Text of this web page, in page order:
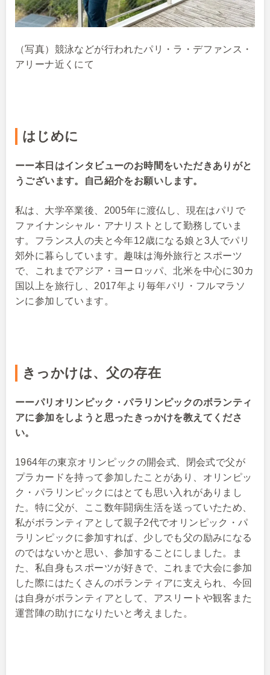
（写真）競泳などが行われたパリ・ラ・デファンス・
アリーナ近くにて
はじめに
ーー本日はインタビューのお時間をいただきありがと
うございます。自己紹介をお願いします。
私は、大学卒業後、2005年に渡仏し、現在はパリで
ファイナンシャル・アナリストとして勤務していま
す。フランス人の夫と今年12歳になる娘と3人でパリ
郊外に暮らしています。趣味は海外旅行とスポーツ
で、これまでアジア・ヨーロッパ、北米を中心に30カ
国以上を旅行し、2017年より毎年パリ・フルマラソ
ンに参加しています。
きっかけは、父の存在
ーーパリオリンピック・パラリンピックのボランティ
アに参加をしようと思ったきっかけを教えてくださ
い。
1964年の東京オリンピックの開会式、閉会式で父が
プラカードを持って参加したことがあり、オリンピッ
ク・パラリンピックにはとても思い入れがありまし
た。特に父が、ここ数年闘病生活を送っていたため、
私がボランティアとして親子2代でオリンピック・パ
ラリンピックに参加すれば、少しでも父の励みになる
のではないかと思い、参加することにしました。ま
た、私自身もスポーツが好きで、これまで大会に参加
した際にはたくさんのボランティアに支えられ、今回
は自身がボランティアとして、アスリートや観客また
運営陣の助けになりたいと考えました。